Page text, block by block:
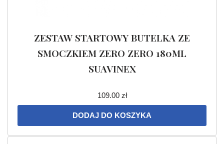
ZESTAW STARTOWY BUTELKA ZE
SMOCZKIEM ZERO ZERO 180ML
SUAVINEX
109.00 zł
DODAJ DO KOSZYKA